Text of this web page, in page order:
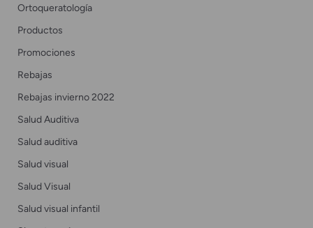
Ortoqueratología
Productos
Promociones
Rebajas
Rebajas invierno 2022
Salud Auditiva
Salud auditiva
Salud visual
Salud Visual
Salud visual infantil